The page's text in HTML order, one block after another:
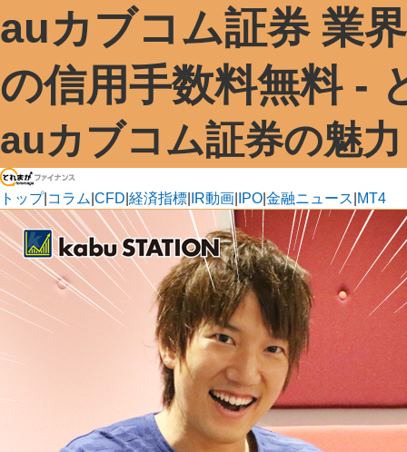
auカブコム証券 業
の信用手数料無料 -
auカブコム証券の魅
トップ| コラム CFD 経済指標 IR動画 IPO 金融ニュース MT4